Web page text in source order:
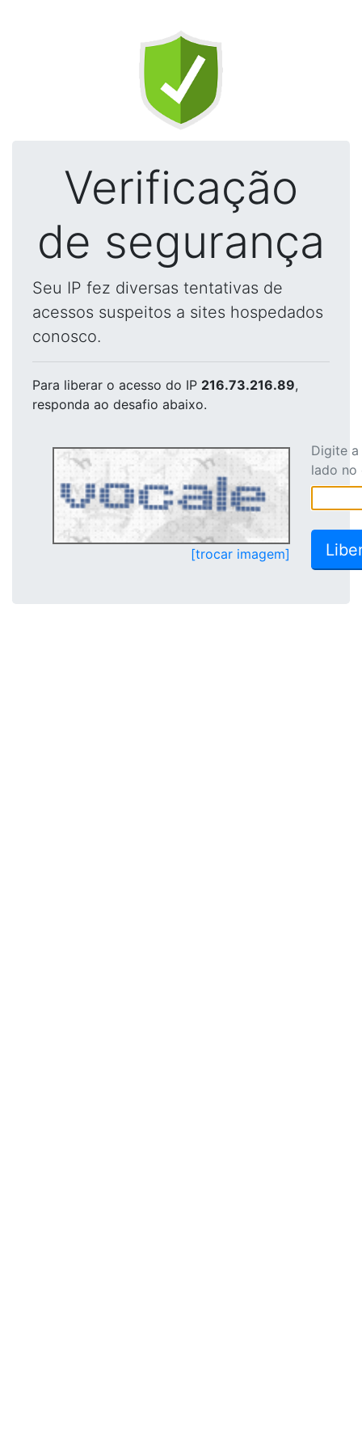
Verificação
de segurança
Seu IP fez diversas tentativas de
acessos suspeitos a sites hospedados
conosco.
Para liberar o acesso do IP 216.73.216.89,
responda ao desafio abaixo.
[trocar imagem]
Digite
lado no